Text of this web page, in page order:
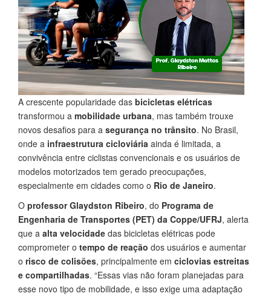
A crescente popularidade das bicicletas elétricas
transformou a mobilidade urbana, mas também trouxe
novos desafios para a segurança no trânsito. No Brasil,
onde a infraestrutura cicloviária ainda é limitada, a
convivência entre ciclistas convencionais e os usuários de
modelos motorizados tem gerado preocupações,
especialmente em cidades como o Rio de Janeiro.
O professor Glaydston Ribeiro, do Programa de
Engenharia de Transportes (PET) da Coppe/UFRJ, alerta
que a alta velocidade das bicicletas elétricas pode
comprometer o tempo de reação dos usuários e aumentar
o risco de colisões, principalmente em ciclovias estreitas
e compartilhadas. “Essas vias não foram planejadas para
esse novo tipo de mobilidade, e isso exige uma adaptação